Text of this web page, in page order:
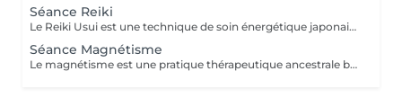
Séance Reiki
Le Reiki Usui est une technique de soin énergétique japonaise, fondée par Mikao Usui au début du XXème siècle. Elle repose sur le principe de transmission de l'énergie universelle par imposition des mains pour favoriser la guérison et le bien-être. Les bienfaits du Reiki incluent l'harmonisation du corps et de l'esprit, la réduction du stress et la promotion de la relaxation pour une amélioration de la qualité du sommeil, le renforcement du système immunitaire et l'équilibrage des émotions. Le Reiki peut être utilisé pour soulager une douleur ponctuelle ou pour accompagner un traitement plus lourd.
Séance Magnétisme
Le magnétisme est une pratique thérapeutique ancestrale basée sur l'utilisation de l'énergie universelle. Il repose sur le principe que le corps humain émet et reçoit des énergies en fonction de blessures et/ou de besoins. Le magnétiseur peut rééquilibrer ces flux énergétiques par imposition des mains. Cela contribue à la réduction des douleurs, l'amélioration de la circulation sanguine et le renforcement des défenses naturelles de l'organisme, mais aussi à la diminution du stress, l'accélération de la cicatrisation et l'amélioration du bien-être général.